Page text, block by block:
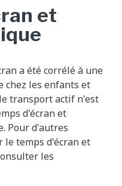
et
a été corrélé à une
chez les enfants et
transport actif n'est
d'écran et
Pour d'autres
temps d'écran et
les